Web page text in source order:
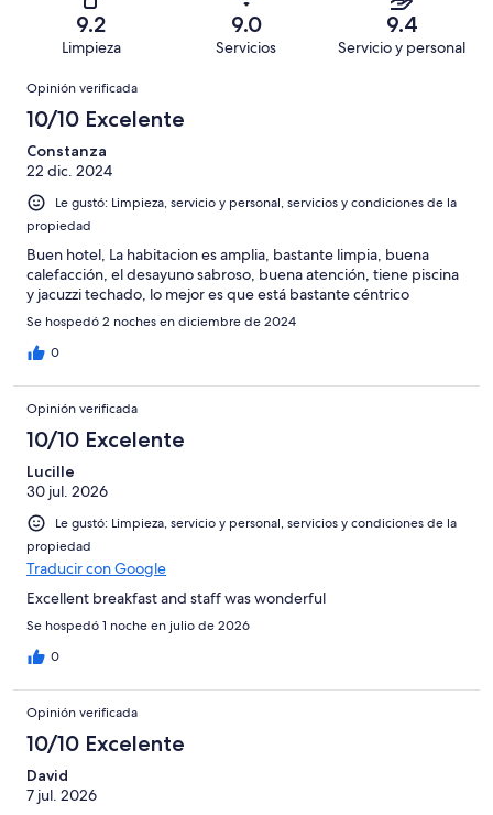
opiniones
opiniones
de
1177
opiniones
Basada
31
de
opiniones
Terrible.
Basada
de
1177
opiniones
9.2
Limpieza
9.0
Servicios
9.4
Servicio y personal
Opiniones
Opinión verificada
10/10 Excelente
Constanza
22 dic. 2024
Le gustó: Limpieza, servicio y personal, servicios y condiciones de la
propiedad
Buen hotel, La habitacion es amplia, bastante limpia, buena
calefacción, el desayuno sabroso, buena atención, tiene piscina
y jacuzzi techado, lo mejor es que está bastante céntrico
Se hospedó 2 noches en diciembre de 2024
0
Opinión verificada
10/10 Excelente
Lucille
30 jul. 2026
Le gustó: Limpieza, servicio y personal, servicios y condiciones de la
propiedad
Traducir con Google
Excellent breakfast and staff was wonderful
Se hospedó 1 noche en julio de 2026
0
Opinión verificada
10/10 Excelente
David
7 jul. 2026